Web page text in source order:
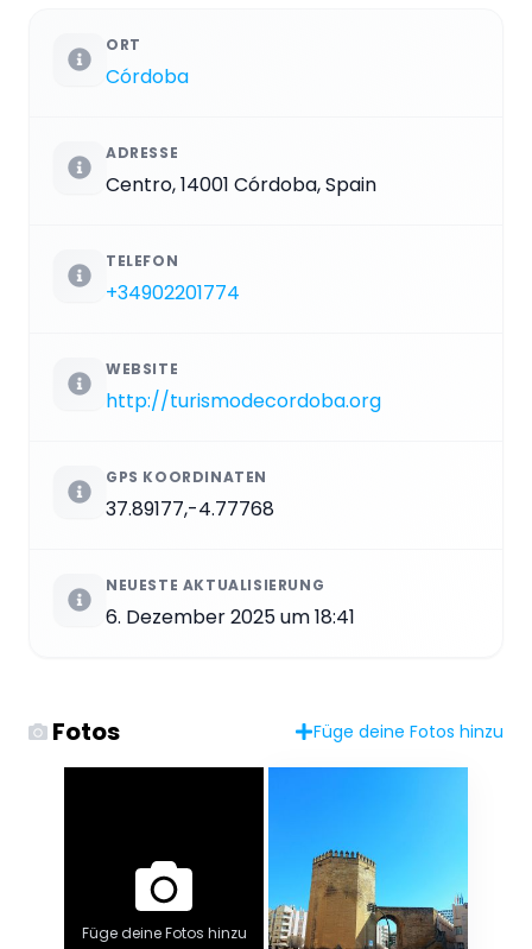
ORT
Córdoba
ADRESSE
Centro, 14001 Córdoba, Spain
TELEFON
+34902201774
WEBSITE
http://turismodecordoba.org
GPS KOORDINATEN
37.89177,-4.77768
NEUESTE AKTUALISIERUNG
6. Dezember 2025 um 18:41
Fotos Füge deine Fotos hinzu
Füge deine Fotos hinzu